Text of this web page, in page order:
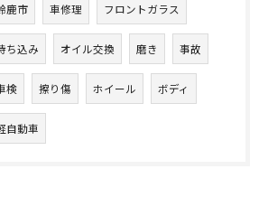
鹿市 車修理 フロントガラス
ち込み オイル交換 磨き 事故
検 擦り傷 ホイール ボディ
自動車